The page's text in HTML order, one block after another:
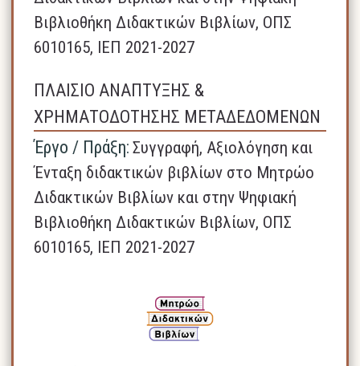
Βιβλιοθήκη Διδακτικών Βιβλίων, ΟΠΣ
6010165, ΙΕΠ 2021-2027
ΠΛΑΙΣΙΟ ΑΝΑΠΤΥΞΗΣ &
ΧΡΗΜΑΤΟΔΟΤΗΣΗΣ ΜΕΤΑΔΕΔΟΜΕΝΩΝ
Έργο / Πράξη: Συγγραφή, Αξιολόγηση και
Ένταξη διδακτικών βιβλίων στο Μητρώο
Διδακτικών Βιβλίων και στην Ψηφιακή
Βιβλιοθήκη Διδακτικών Βιβλίων, ΟΠΣ
6010165, ΙΕΠ 2021-2027